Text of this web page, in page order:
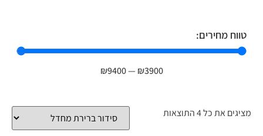
טווח מחירים:
₪3900
—
₪9400
מציגים את כל ⁦4⁩ התוצאות